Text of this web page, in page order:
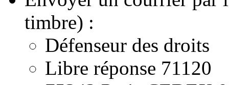
timbre) :
Défenseur des droits
Libre réponse 71120